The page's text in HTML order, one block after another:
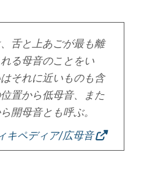
舌と上あごが最も離
る母音のことをい
それに近いものも含
置から低母音、また
開母音とも呼ぶ。
キペディア/広母音